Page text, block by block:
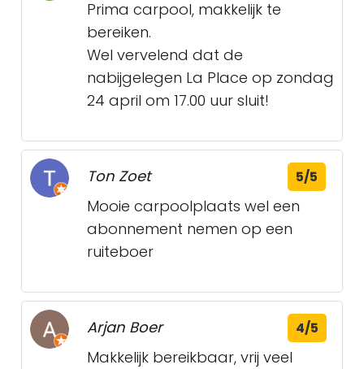
Prima carpool, makkelijk te
bereiken.
Wel vervelend dat de
nabijgelegen La Place op zondag
24 april om 17.00 uur sluit!
Ton Zoet 5/5
Mooie carpoolplaats wel een
abonnement nemen op een
ruiteboer
Arjan Boer 4/5
Makkelijk bereikbaar, vrij veel